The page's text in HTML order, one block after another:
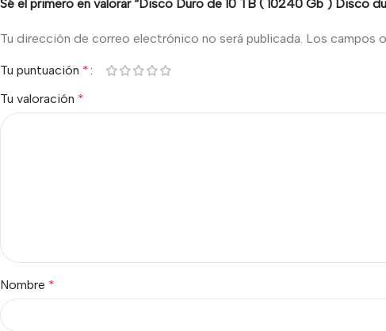
Sé el primero en valorar “Disco Duro de 10 TB ( 10240 Gb ) Disco
Tu dirección de correo electrónico no será publicada. Los campos
Tu puntuación *
Tu valoración *
Nombre *